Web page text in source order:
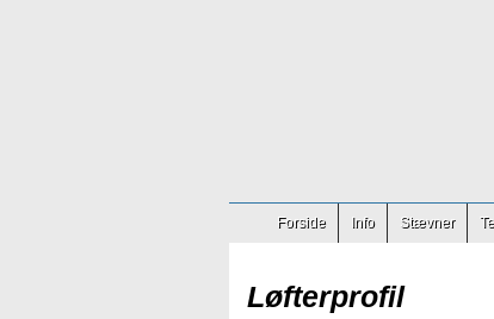
Forside Info Stævner
Løfterprofil